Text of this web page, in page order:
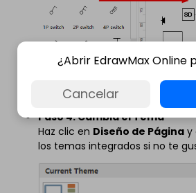
Paso 4. Cambia el Tema
Haz clic en Diseño de Página y
los temas integrados si no te
¿Abrir EdrawMax Online
Cancelar